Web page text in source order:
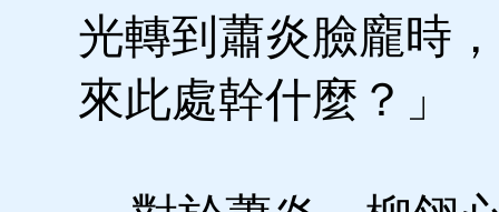
光轉到蕭炎臉龐時
來此處幹什麼？」